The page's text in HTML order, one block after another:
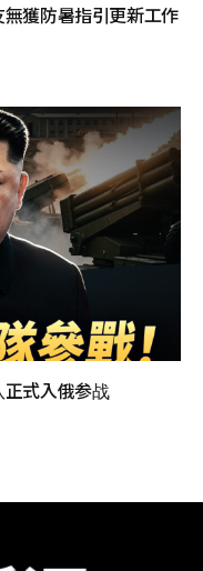
獲防暑指引更新工作
正式入俄参战